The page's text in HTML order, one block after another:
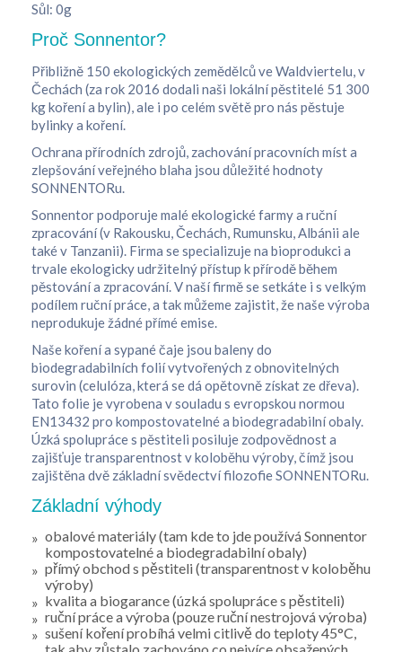
Sůl: 0g
Proč Sonnentor?
Přibližně 150 ekologických zemědělců ve Waldviertelu, v
Čechách (za rok 2016 dodali naši lokální pěstitelé 51 300
kg koření a bylin), ale i po celém světě pro nás pěstuje
bylinky a koření.
Ochrana přírodních zdrojů, zachování pracovních míst a
zlepšování veřejného blaha jsou důležité hodnoty
SONNENTORu.
Sonnentor podporuje malé ekologické farmy a ruční
zpracování (v Rakousku, Čechách, Rumunsku, Albánii ale
také v Tanzanii). Firma se specializuje na bioprodukci a
trvale ekologicky udržitelný přístup k přírodě během
pěstování a zpracování. V naší firmě se setkáte i s velkým
podílem ruční práce, a tak můžeme zajistit, že naše výroba
neprodukuje žádné přímé emise.
Naše koření a sypané čaje jsou baleny do
biodegradabilních folií vytvořených z obnovitelných
surovin (celulóza, která se dá opětovně získat ze dřeva).
Tato folie je vyrobena v souladu s evropskou normou
EN13432 pro kompostovatelné a biodegradabilní obaly.
Úzká spolupráce s pěstiteli posiluje zodpovědnost a
zajišťuje transparentnost v koloběhu výroby, čímž jsou
zajištěna dvě základní svědectví filozofie SONNENTORu.
Základní výhody
obalové materiály (tam kde to jde používá Sonnentor
kompostovatelné a biodegradabilní obaly)
přímý obchod s pěstiteli (transparentnost v koloběhu
výroby)
kvalita a biogarance (úzká spolupráce s pěstiteli)
ruční práce a výroba (pouze ruční nestrojová výroba)
sušení koření probíhá velmi citlivě do teploty 45°C,
tak aby zůstalo zachováno co nejvíce obsažených